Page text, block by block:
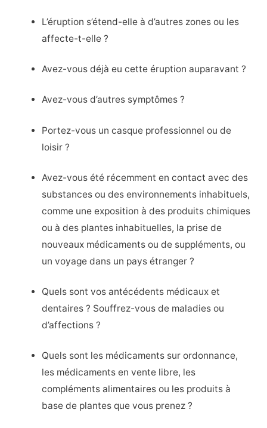
L’éruption s’étend-elle à d’autres zones ou les
affecte-t-elle ?
Avez-vous déjà eu cette éruption auparavant ?
Avez-vous d’autres symptômes ?
Portez-vous un casque professionnel ou de
loisir ?
Avez-vous été récemment en contact avec des
substances ou des environnements inhabituels,
comme une exposition à des produits chimiques
ou à des plantes inhabituelles, la prise de
nouveaux médicaments ou de suppléments, ou
un voyage dans un pays étranger ?
Quels sont vos antécédents médicaux et
dentaires ? Souffrez-vous de maladies ou
d’affections ?
Quels sont les médicaments sur ordonnance,
les médicaments en vente libre, les
compléments alimentaires ou les produits à
base de plantes que vous prenez ?